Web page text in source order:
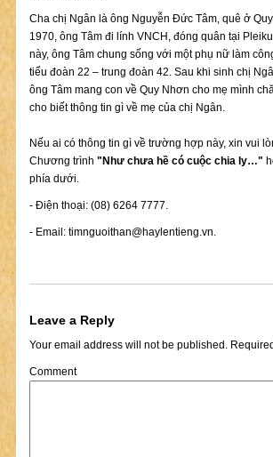
Cha chị Ngân là ông Nguyễn Đức Tâm, quê ở
1970, ông Tâm đi lính VNCH, đóng quân tại
này, ông Tâm chung sống với một phụ nữ làm
tiểu đoàn 22 – trung đoàn 42. Sau khi sinh chị
ông Tâm mang con về Quy Nhơn cho mẹ mình
cho biết thông tin gì về mẹ của chị Ngân.
Nếu ai có thông tin gì về trường hợp này, xin vui
Chương trình "Như chưa hề có cuộc chia ly…"
phía dưới.
- Điện thoại: (08) 6264 7777.
- Email: timnguoithan@haylentieng.vn.
Leave a Reply
Your email address will not be published.
Comment